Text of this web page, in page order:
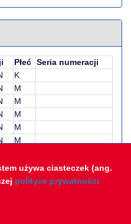
Płeć Seria numeracji
K
M
M
M
M
M
live
używa ciasteczek (ang.
polityce prywatności